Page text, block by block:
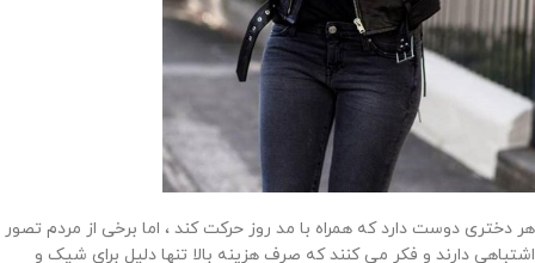
هر دختری دوست دارد که همراه با مد روز حرکت کند ، اما برخی از مردم تصور
اشتباهی دارند و فکر می کنند که صرف هزینه بالا تنها دلیل برای شیک و